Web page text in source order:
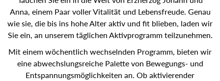
Anna, einem Paar voller Vitalität und Lebensfreude. Genau
wie sie, die bis ins hohe Alter aktiv und fit blieben, laden
wir Sie ein, an unserem täglichen Aktivprogramm
Mit einem wöchentlich wechselnden Programm, bieten wir
eine abwechslungsreiche Palette von Bewegungs- und